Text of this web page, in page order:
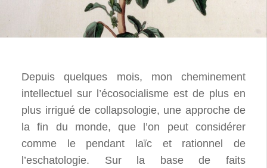
Depuis quelques mois, mon cheminement
intellectuel sur l’écosocialisme est de plus en
plus irrigué de collapsologie, une approche de
la fin du monde, que l’on peut considérer
comme le pendant laïc et rationnel de
l’eschatologie. Sur la base de faits